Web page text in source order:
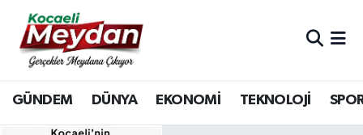
GÜNDEM DÜNYA EKONOMİ TEKNOLOJİ
Nöbetçi Eczaneler
Hava Durumu